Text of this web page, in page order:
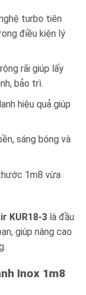
turbo tiên
điều kiện lý
rãi giúp lấy
bảo trì.
hiệu quả giúp
sáng bóng và
1m8 vừa
KUR18-3 là đầu
giúp nâng cao
Inox 1m8